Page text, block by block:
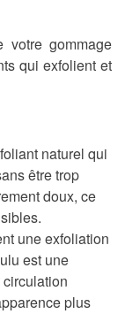
votre gommage
qui exfolient et
naturel qui
être trop
doux, ce
une exfoliation
est une
plus